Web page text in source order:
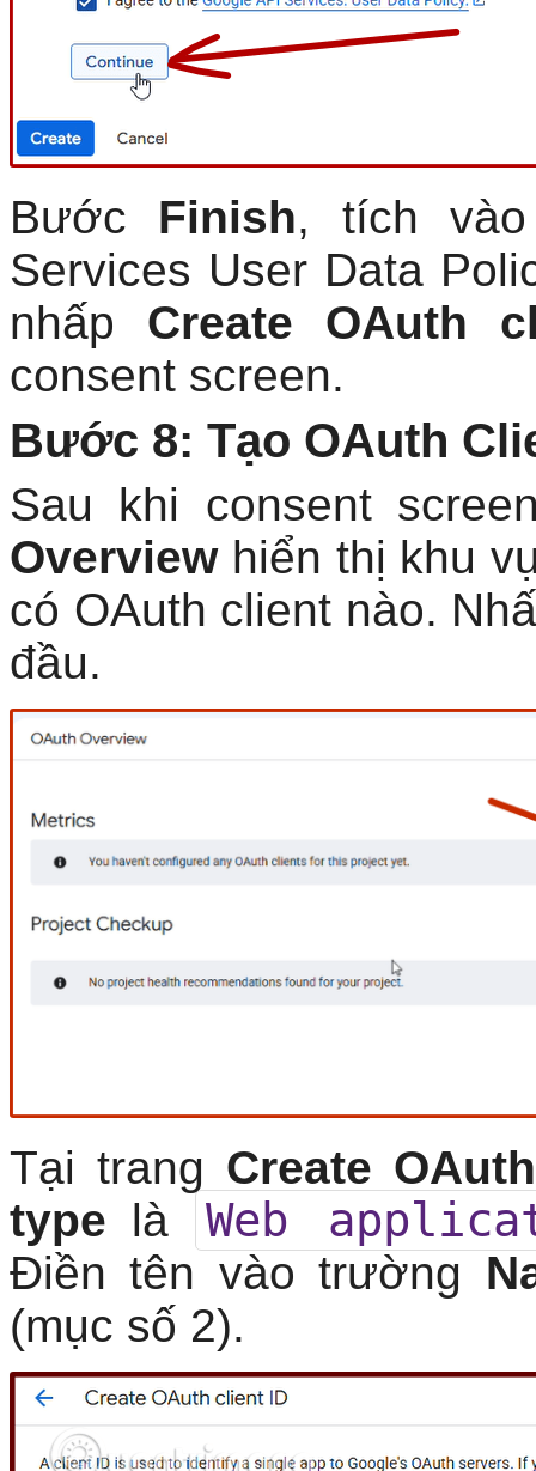
Bước Finish, tích
Services User Data
nhấp Create OAuth
consent screen.
Bước 8: Tạo OAuth
Sau khi consent
Overviewhiển thị khu
có OAuth client nào.
đầu.
Tại trang Create
type là Web
Điền tên vào trường
(mục số 2).